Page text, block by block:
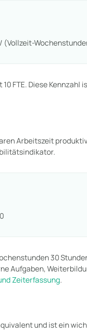
FTE. Diese Kennzahl
Arbeitszeit
30
Aufgaben,
Zeiterfassung.
und ist ein